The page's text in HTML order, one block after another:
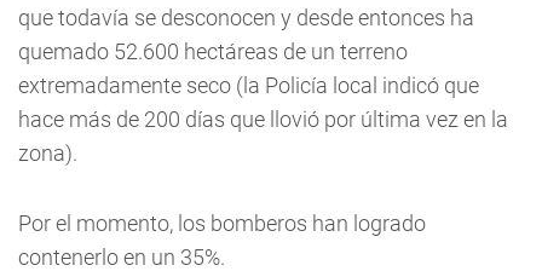
que todavía se desconocen y desde entonces ha
quemado 52.600 hectáreas de un terreno
extremadamente seco (la Policía local indicó que
hace más de 200 días que llovió por última vez en la
zona).
Por el momento, los bomberos han logrado
contenerlo en un 35%.